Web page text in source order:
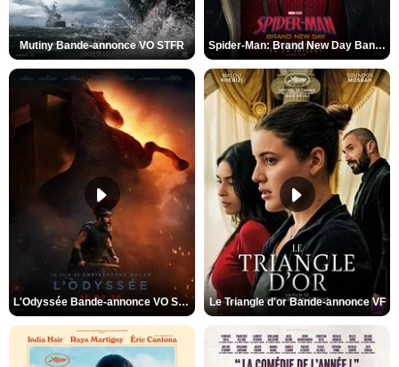
Mutiny Bande-annonce VO STFR Spider-Man: Brand New Day Bande-annonce VO STFR
L'Odyssée Bande-annonce VO STFR Le Triangle d'or Bande-annonce VF